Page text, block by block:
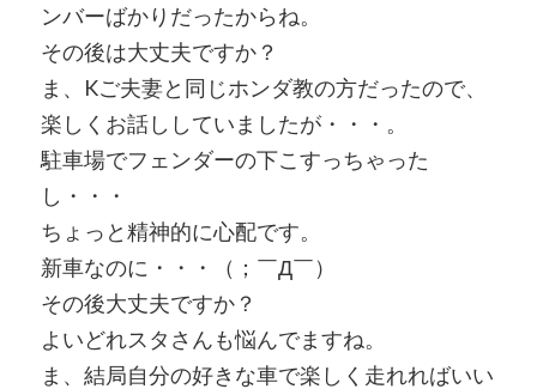
ンバーばかりだったからね。
その後は大丈夫ですか？
ま、Kご夫妻と同じホンダ教の方だったので、
楽しくお話ししていましたが・・・。
駐車場でフェンダーの下こすっちゃった
し・・・
ちょっと精神的に心配です。
新車なのに・・・（；￣Д￣）
その後大丈夫ですか？
よいどれスタさんも悩んでますね。
ま、結局自分の好きな車で楽しく走れればいい